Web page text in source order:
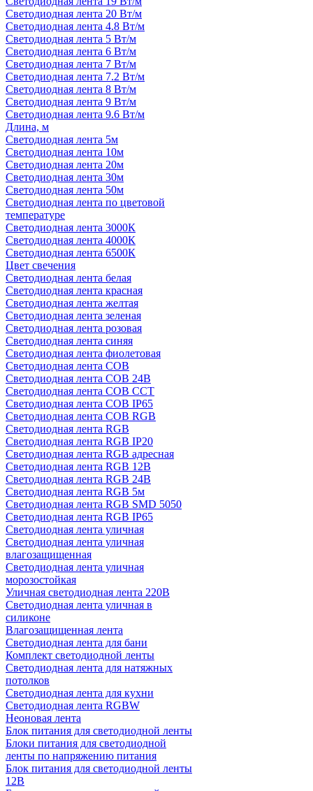
Светодиодная лента 20 Вт/м
Светодиодная лента 4.8 Вт/м
Светодиодная лента 5 Вт/м
Светодиодная лента 6 Вт/м
Светодиодная лента 7 Вт/м
Светодиодная лента 7.2 Вт/м
Светодиодная лента 8 Вт/м
Светодиодная лента 9 Вт/м
Светодиодная лента 9.6 Вт/м
Длина, м
Светодиодная лента 5м
Светодиодная лента 10м
Светодиодная лента 20м
Светодиодная лента 30м
Светодиодная лента 50м
Светодиодная лента по цветовой
температуре
Светодиодная лента 3000К
Светодиодная лента 4000К
Светодиодная лента 6500К
Цвет свечения
Светодиодная лента белая
Светодиодная лента красная
Светодиодная лента желтая
Светодиодная лента зеленая
Светодиодная лента розовая
Светодиодная лента синяя
Светодиодная лента фиолетовая
Светодиодная лента COB
Светодиодная лента COB 24В
Светодиодная лента COB CCT
Светодиодная лента COB IP65
Светодиодная лента COB RGB
Светодиодная лента RGB
Светодиодная лента RGB IP20
Светодиодная лента RGB адресная
Светодиодная лента RGB 12В
Светодиодная лента RGB 24В
Светодиодная лента RGB 5м
Светодиодная лента RGB SMD 5050
Светодиодная лента RGB IP65
Светодиодная лента уличная
Светодиодная лента уличная
влагозащищенная
Светодиодная лента уличная
морозостойкая
Уличная светодиодная лента 220В
Светодиодная лента уличная в
силиконе
Влагозащищенная лента
Светодиодная лента для бани
Комплект светодиодной ленты
Светодиодная лента для натяжных
потолков
Светодиодная лента для кухни
Светодиодная лента RGBW
Неоновая лента
Блок питания для светодиодной ленты
Блоки питания для светодиодной
ленты по напряжению питания
Блок питания для светодиодной ленты
12В